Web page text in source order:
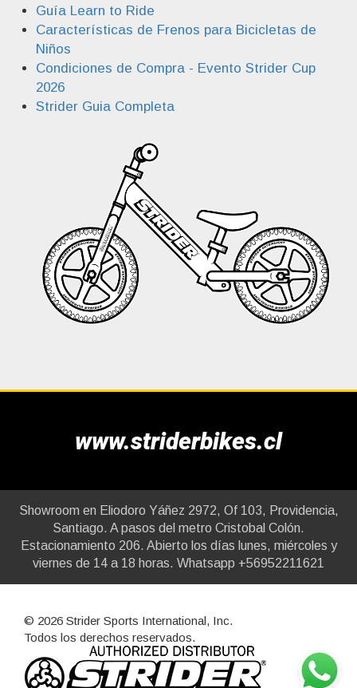
Guía Learn to Ride
Características de Frenos para Bicicletas de
Niños
Condiciones de Compra - Evento Strider Cup
2026
Strider Guia Completa
www.striderbikes.cl
Showroom en Eliodoro Yáñez 2972, Of 103, Providencia,
Santiago. A pasos del metro Cristobal Colón.
Estacionamiento 206. Abierto los días lunes, miércoles y
viernes de 14 a 18 horas. Whatsapp +56952211621
© 2026 Strider Sports International, Inc.
Todos los derechos reservados.